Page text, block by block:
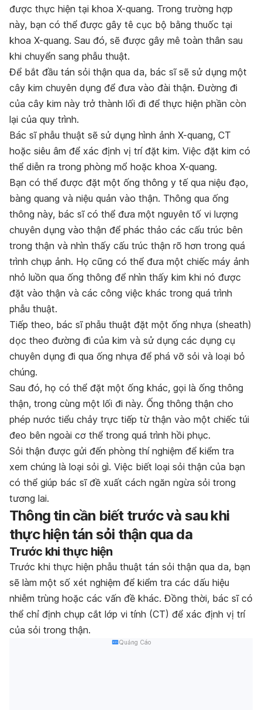
được thực hiện tại khoa X-quang. Trong trường hợp
này, bạn có thể được gây tê cục bộ bằng thuốc tại
khoa X-quang. Sau đó, sẽ được gây mê toàn thân sau
khi chuyển sang phẫu thuật.
Để bắt đầu tán sỏi thận qua da, bác sĩ sẽ sử dụng một
cây kim chuyên dụng để đưa vào đài thận. Đường đi
của cây kim này trở thành lối đi để thực hiện phần còn
lại của quy trình.
Bác sĩ phẫu thuật sẽ sử dụng hình ảnh X-quang, CT
hoặc siêu âm để xác định vị trí đặt kim. Việc đặt kim có
thể diễn ra trong phòng mổ hoặc khoa X-quang.
Bạn có thể được đặt một ống thông y tế qua niệu đạo,
bàng quang và niệu quản vào thận. Thông qua ống
thông này, bác sĩ có thể đưa một nguyên tố vi lượng
chuyên dụng vào thận để phác thảo các cấu trúc bên
trong thận và nhìn thấy cấu trúc thận rõ hơn trong quá
trình chụp ảnh. Họ cũng có thể đưa một chiếc máy ảnh
nhỏ luồn qua ống thông để nhìn thấy kim khi nó được
đặt vào thận và các công việc khác trong quá trình
phẫu thuật.
Tiếp theo, bác sĩ phẫu thuật đặt một ống nhựa (sheath)
dọc theo đường đi của kim và sử dụng các dụng cụ
chuyên dụng đi qua ống nhựa để phá vỡ sỏi và loại bỏ
chúng.
Sau đó, họ có thể đặt một ống khác, gọi là ống thông
thận, trong cùng một lối đi này. Ống thông thận cho
phép nước tiểu chảy trực tiếp từ thận vào một chiếc túi
đeo bên ngoài cơ thể trong quá trình hồi phục.
Sỏi thận được gửi đến phòng thí nghiệm để kiểm tra
xem chúng là loại sỏi gì. Việc biết loại sỏi thận của bạn
có thể giúp bác sĩ đề xuất cách ngăn ngừa sỏi trong
tương lai.
Thông tin cần biết trước và sau khi
thực hiện tán sỏi thận qua da
Trước khi thực hiện
Trước khi thực hiện phẫu thuật tán sỏi thận qua da, bạn
sẽ làm một số xét nghiệm để kiểm tra các dấu hiệu
nhiễm trùng hoặc các vấn đề khác. Đồng thời, bác sĩ có
thể chỉ định chụp cắt lớp vi tính (CT) để xác định vị trí
của sỏi trong thận.
Quảng Cáo